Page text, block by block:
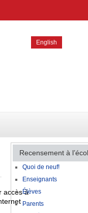
English
accès à
Recensement à
Quoi de neuf!
Enseignants
Élèves
Parents